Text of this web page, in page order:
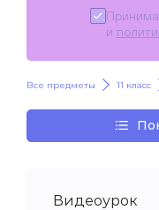
и
Все предметы 11 класс
Видеоурок